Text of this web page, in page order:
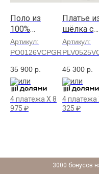
Поло из
100%
премиальног
о гребенного
Артикул:
PO0126VCPGRD
35 900 р.
или
4 платежа X 8
975 ₽
Платье
шёлка с
в
Артикул:
45 300 р.
или
4 платежа
325 ₽
3000 бонусов